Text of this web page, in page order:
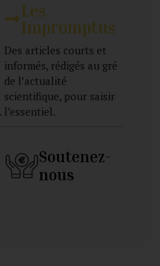
Les
Impromptus
Des articles courts et
informés, rédigés au gré
de l’actualité
scientifique, pour saisir
l’essentiel.
Soutenez-
nous